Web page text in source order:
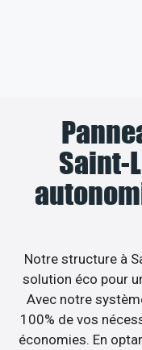
Saint-
Notre structure à
solution éco pour
Avec notre
100% de vos
économies. En